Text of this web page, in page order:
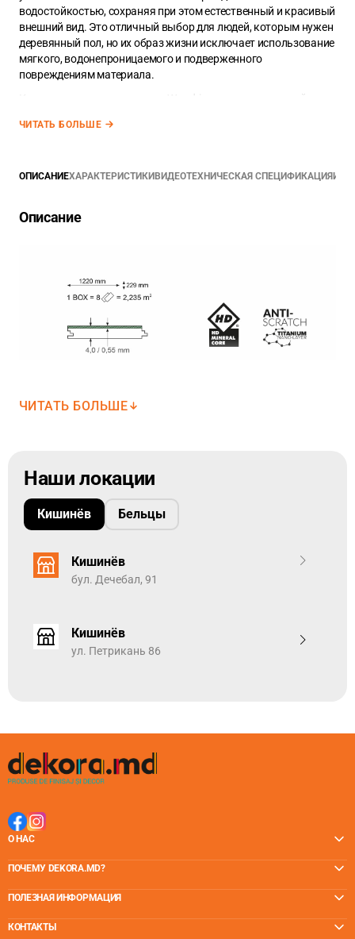
водостойкостью, сохраняя при этом естественный и красивый
внешний вид. Это отличный выбор для людей, которым нужен
деревянный пол, но их образ жизни исключает использование
мягкого, водонепроницаемого и подверженного
повреждениям материала.
Кроме того, виниловые полы Woodric имеют уникальный
устойчивость к царапинам на 30% по сравнению с обычными
Планка SPC из коллекции WOODRIC имеет размеры
ЧИТАТЬ БОЛЬШЕ
ОПИСАНИЕХАРАКТЕРИСТИКИВИДЕОТЕХНИЧЕСКАЯ СПЕЦИФИКАЦИЯ
Описание
См. здесь -Технические характеристики
Коллекция виниловых напольных покрытий Arbiton
потребностей тех, кто ищет в своем напольном
покрытии не только красоту и уникальность, но и
членов семьи и могут выдерживать маленьких детей,
домашних животных, разливы и долгие часы танцев.
Уникальная техника прессования обеспечивает
минимальное повторение рисунка, обеспечивая
сверхъестественный эффект. Структура натурального
дерева придает гиперестественный вид, усиленный
обеспечивает тактильное отражение всех деталей
рисунка на поверхности, добавляя аутентичности всей
коллекции.
ЧИТАТЬ БОЛЬШЕ
Наши локации
Кишинёв Бельцы
Кишинёв
бул. Дечебал, 91
Кишинёв
ул. Петрикань 86
О НАС
ПОЧЕМУ DEKORA.MD?
ПОЛЕЗНАЯ ИНФОРМАЦИЯ
КОНТАКТЫ